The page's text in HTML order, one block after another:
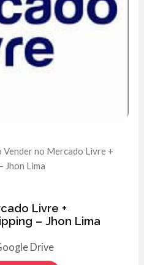
Vender no Mercado Livre +
Jhon Lima
Livre +
– Jhon Lima
Drive